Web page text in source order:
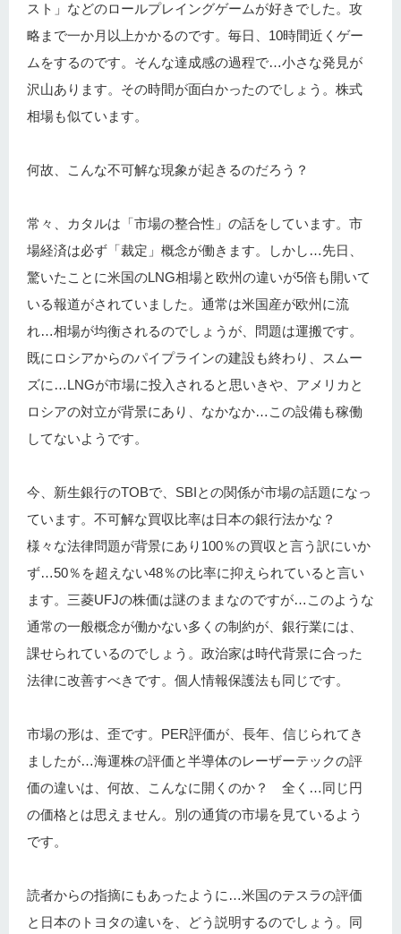
スト」などのロールプレイングゲームが好きでした。攻
略まで一か月以上かかるのです。毎日、10時間近くゲー
ムをするのです。そんな達成感の過程で…小さな発見が
沢山あります。その時間が面白かったのでしょう。株式
相場も似ています。
何故、こんな不可解な現象が起きるのだろう？
常々、カタルは「市場の整合性」の話をしています。市
場経済は必ず「裁定」概念が働きます。しかし…先日、
驚いたことに米国のLNG相場と欧州の違いが5倍も開いて
いる報道がされていました。通常は米国産が欧州に流
れ…相場が均衡されるのでしょうが、問題は運搬です。
既にロシアからのパイプラインの建設も終わり、スムー
ズに…LNGが市場に投入されると思いきや、アメリカと
ロシアの対立が背景にあり、なかなか…この設備も稼働
してないようです。
今、新生銀行のTOBで、SBIとの関係が市場の話題になっ
ています。不可解な買収比率は日本の銀行法かな？
様々な法律問題が背景にあり100％の買収と言う訳にいか
ず…50％を超えない48％の比率に抑えられていると言い
ます。三菱UFJの株価は謎のままなのですが…このような
通常の一般概念が働かない多くの制約が、銀行業には、
課せられているのでしょう。政治家は時代背景に合った
法律に改善すべきです。個人情報保護法も同じです。
市場の形は、歪です。PER評価が、長年、信じられてき
ましたが…海運株の評価と半導体のレーザーテックの評
価の違いは、何故、こんなに開くのか？ 全く…同じ円
の価格とは思えません。別の通貨の市場を見ているよう
です。
読者からの指摘にもあったように…米国のテスラの評価
と日本のトヨタの違いを、どう説明するのでしょう。同